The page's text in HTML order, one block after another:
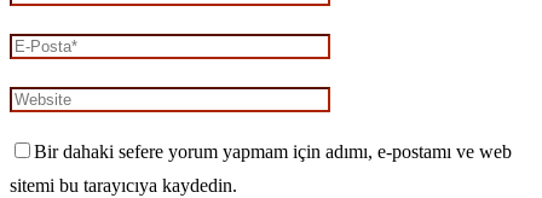
Bir dahaki sefere yorum yapmam için adımı, e-postamı ve web
sitemi bu tarayıcıya kaydedin.